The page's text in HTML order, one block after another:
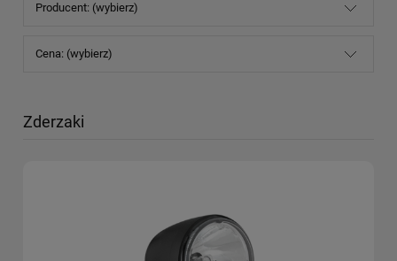
Producent: (wybierz)
Cena: (wybierz)
Zderzaki